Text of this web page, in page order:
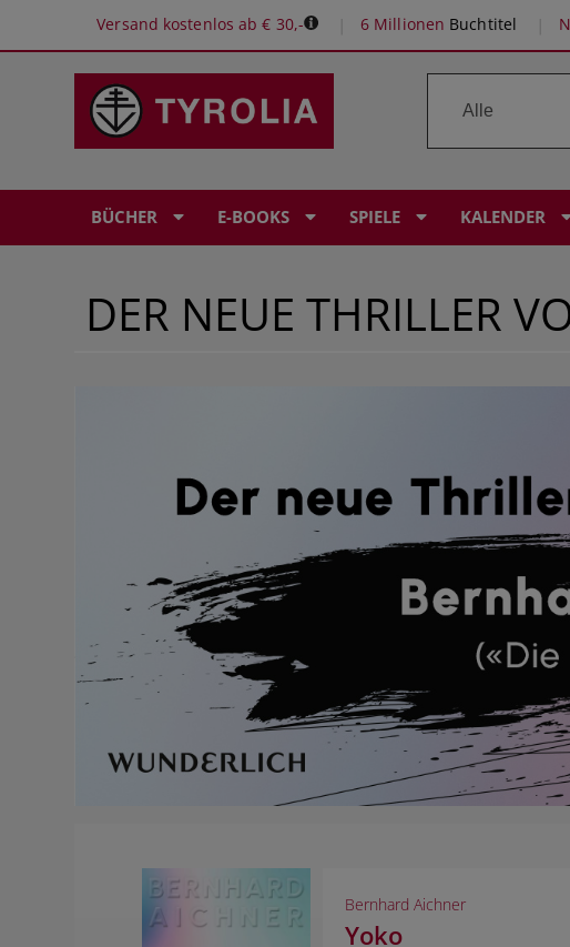
Versand kostenlos ab € 30,- 6 Millionen Buchtitel
BÜCHER E-BOOKS SPIELE KALENDER
DER NEUE THRILLER
Bernhard Aichner
Yoko